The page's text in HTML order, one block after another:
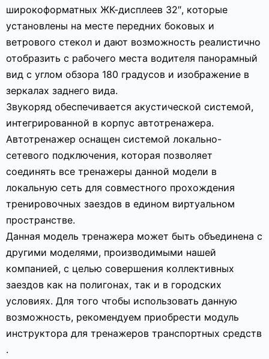
широкоформатных ЖК-дисплеев 32″, которые
установлены на месте передних боковых и
ветрового стекол и дают возможность реалистично
отобразить с рабочего места водителя панорамный
вид с углом обзора 180 градусов и изображение в
зеркалах заднего вида.
Звукоряд обеспечивается акустической системой,
интегрированной в корпус автотренажера.
Автотренажер оснащен системой локально-
сетевого подключения, которая позволяет
соединять все тренажеры данной модели в
локальную сеть для совместного прохождения
тренировочных заездов в едином виртуальном
пространстве.
Данная модель тренажера может быть объединена с
другими моделями, производимыми нашей
компанией, с целью совершения коллективных
заездов как на полигонах, так и в городских
условиях. Для того чтобы использовать данную
возможность, рекомендуем приобрести модуль
инструктора для тренажеров транспортных средств
.